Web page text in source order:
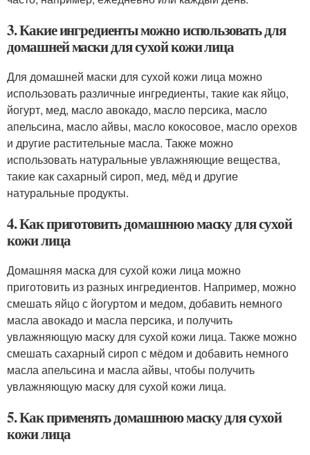
3. Какие ингредиенты можно использовать для
домашней маски для сухой кожи лица
Для домашней маски для сухой кожи лица можно
использовать различные ингредиенты, такие как яйцо,
йогурт, мед, масло авокадо, масло персика, масло
апельсина, масло айвы, масло кокосовое, масло орехов
и другие растительные масла. Также можно
использовать натуральные увлажняющие вещества,
такие как сахарный сироп, мед, мёд и другие
натуральные продукты.
4. Как приготовить домашнюю маску для сухой
кожи лица
Домашняя маска для сухой кожи лица можно
приготовить из разных ингредиентов. Например, можно
смешать яйцо с йогуртом и медом, добавить немного
масла авокадо и масла персика, и получить
увлажняющую маску для сухой кожи лица. Также можно
смешать сахарный сироп с мёдом и добавить немного
масла апельсина и масла айвы, чтобы получить
увлажняющую маску для сухой кожи лица.
5. Как применять домашнюю маску для сухой
кожи лица